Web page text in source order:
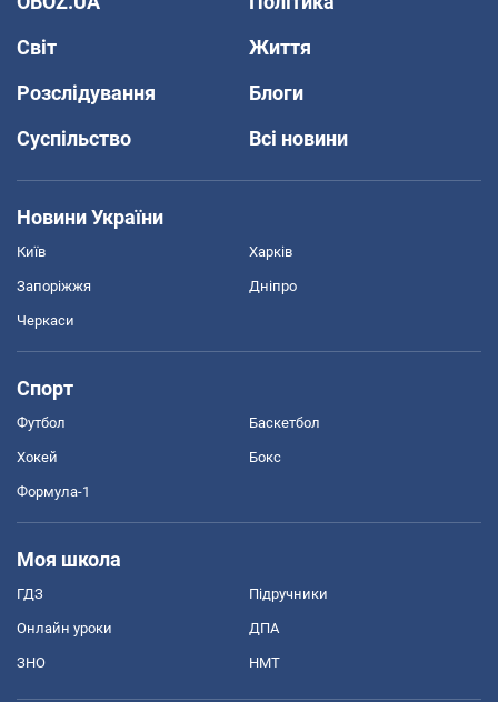
Світ
Життя
Розслідування
Блоги
Суспільство
Всі новини
Новини України
Київ Харків
Запоріжжя Дніпро
Черкаси
Спорт
Футбол Баскетбол
Хокей Бокс
Формула-1
Моя школа
ГДЗ Підручники
Онлайн уроки ДПА
ЗНО НМТ